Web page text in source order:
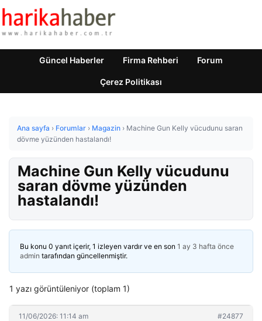
Güncel Haberler Firma Rehberi Forum
Çerez Politikası
Ana sayfa › Forumlar › Magazin › Machine Gun Kelly vücudunu saran
dövme yüzünden hastalandı!
Machine Gun Kelly vücudunu
saran dövme yüzünden
hastalandı!
Bu konu 0 yanıt içerir, 1 izleyen vardır ve en son 1 ay 3 hafta önce
admin tarafından güncellenmiştir.
1 yazı görüntüleniyor (toplam 1)
11/06/2026: 11:14 am #24877